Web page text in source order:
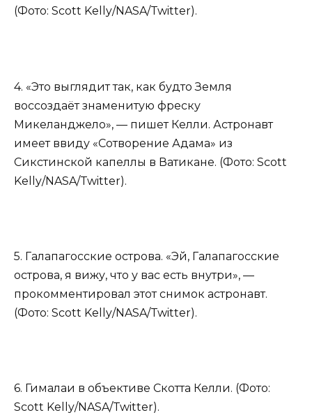
(Фото: Scott Kelly/NASA/Twitter).
4. «Это выглядит так, как будто Земля
воссоздаёт знаменитую фреску
Микеланджело», — пишет Келли. Астронавт
имеет ввиду «Сотворение Адама» из
Сикстинской капеллы в Ватикане. (Фото: Scott
Kelly/NASA/Twitter).
5. Галапагосские острова. «Эй, Галапагосские
острова, я вижу, что у вас есть внутри», —
прокомментировал этот снимок астронавт.
(Фото: Scott Kelly/NASA/Twitter).
6. Гималаи в объективе Скотта Келли. (Фото:
Scott Kelly/NASA/Twitter).